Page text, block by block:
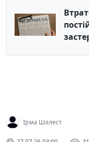
Ірма Шелест